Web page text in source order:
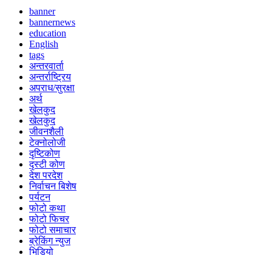
banner
bannernews
education
English
tags
अन्तरवार्ता
अन्तर्राष्ट्रिय
अपराध/सुरक्षा
अर्थ
खेलकुद
खेलकुद
जीवनशैली
टेक्नोलोजी
दृष्टिकोण
दृस्टी कोण
देश परदेश
निर्वाचन बिशेष
पर्यटन
फोटो कथा
फोटो फिचर
फोटो समाचार
ब्रेकिंग न्युज
भिडियो